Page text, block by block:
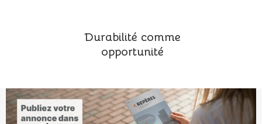
Durabilité comme
opportunité